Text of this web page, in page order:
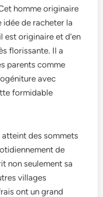
homme originaire
idée de racheter la
originaire et d’en
florissante. Il a
parents comme
avec
formidable
atteint des sommets
de
non seulement sa
villages
ont un grand